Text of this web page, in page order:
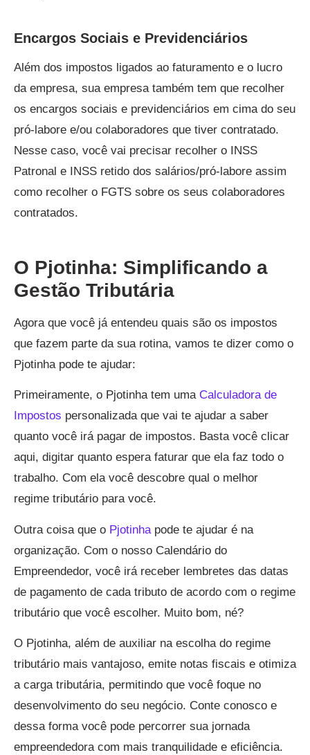
Encargos Sociais e Previdenciários
Além dos impostos ligados ao faturamento e o lucro
da empresa, sua empresa também tem que recolher
os encargos sociais e previdenciários em cima do seu
pró-labore e/ou colaboradores que tiver contratado.
Nesse caso, você vai precisar recolher o INSS
Patronal e INSS retido dos salários/pró-labore assim
como recolher o FGTS sobre os seus colaboradores
contratados.
O Pjotinha: Simplificando a
Gestão Tributária
Agora que você já entendeu quais são os impostos
que fazem parte da sua rotina, vamos te dizer como o
Pjotinha pode te ajudar:
Primeiramente, o Pjotinha tem uma Calculadora de
Impostos personalizada que vai te ajudar a saber
quanto você irá pagar de impostos. Basta você clicar
aqui, digitar quanto espera faturar que ela faz todo o
trabalho. Com ela você descobre qual o melhor
regime tributário para você.
Outra coisa que o Pjotinhapode te ajudar é na
organização. Com o nosso Calendário do
Empreendedor, você irá receber lembretes das datas
de pagamento de cada tributo de acordo com o regime
tributário que você escolher. Muito bom, né?
O Pjotinha, além de auxiliar na escolha do regime
tributário mais vantajoso, emite notas fiscais e otimiza
a carga tributária, permitindo que você foque no
desenvolvimento do seu negócio. Conte conosco e
dessa forma você pode percorrer sua jornada
empreendedora com mais tranquilidade e eficiência.